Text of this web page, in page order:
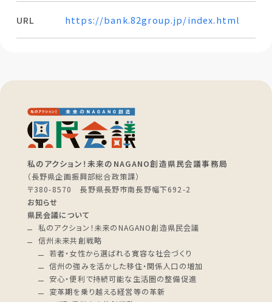
URL https://bank.82group.jp/index.html
私のアクション！未来のNAGANO創造県民会議事務局
（長野県企画振興部総合政策課）
〒380-8570 長野県長野市南長野幅下692-2
お知らせ
県民会議について
私のアクション！未来のNAGANO創造県民会議
信州未来共創戦略
若者・女性から選ばれる寛容な社会づくり
信州の強みを活かした移住・関係人口の増加
安心・便利で持続可能な生活圏の整備促進
変革期を乗り越える経営等の革新